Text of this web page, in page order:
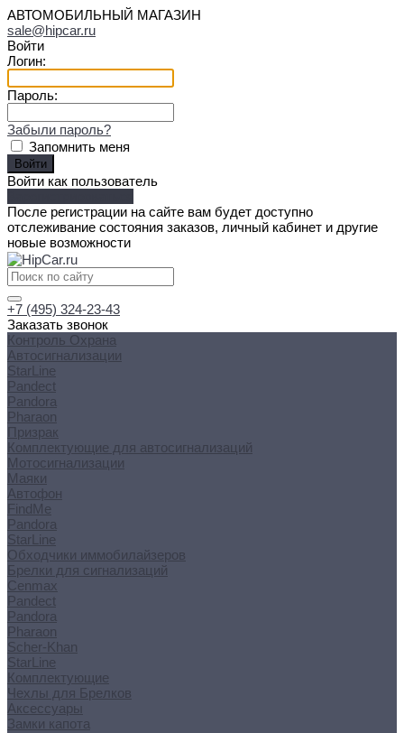
АВТОМОБИЛЬНЫЙ МАГАЗИН
sale@hipcar.ru
Войти
Логин:
Пароль:
Забыли пароль?
Запомнить меня
Войти как пользователь
После регистрации на сайте вам будет доступно
отслеживание состояния заказов, личный кабинет и другие
новые возможности
+7 (495) 324-23-43
Заказать звонок
Контроль Охрана
Автосигнализации
StarLine
Pandect
Pandora
Pharaon
Призрак
Комплектующие для автосигнализаций
Мотосигнализации
Маяки
Автофон
FindMe
Pandora
StarLine
Обходчики иммобилайзеров
Брелки для сигнализаций
Cenmax
Pandect
Pandora
Pharaon
Scher-Khan
StarLine
Комплектующие
Чехлы для Брелков
Аксессуары
Замки капота